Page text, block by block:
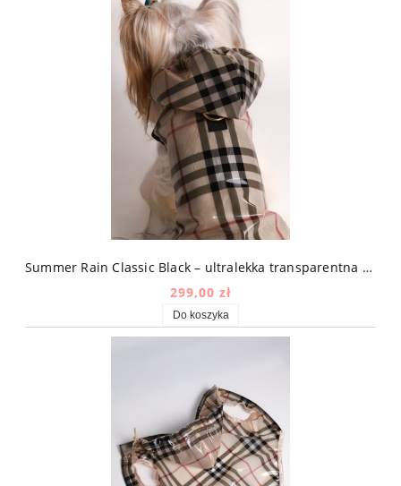
Summer Rain Classic Black – ultralekka transparentna kurtka przeciwdeszczowa dla psa w kratę
299,00 zł
Do koszyka